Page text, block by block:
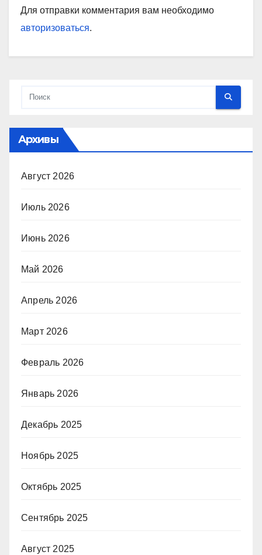
Для отправки комментария вам необходимо
авторизоваться.
Архивы
Август 2026
Июль 2026
Июнь 2026
Май 2026
Апрель 2026
Март 2026
Февраль 2026
Январь 2026
Декабрь 2025
Ноябрь 2025
Октябрь 2025
Сентябрь 2025
Август 2025